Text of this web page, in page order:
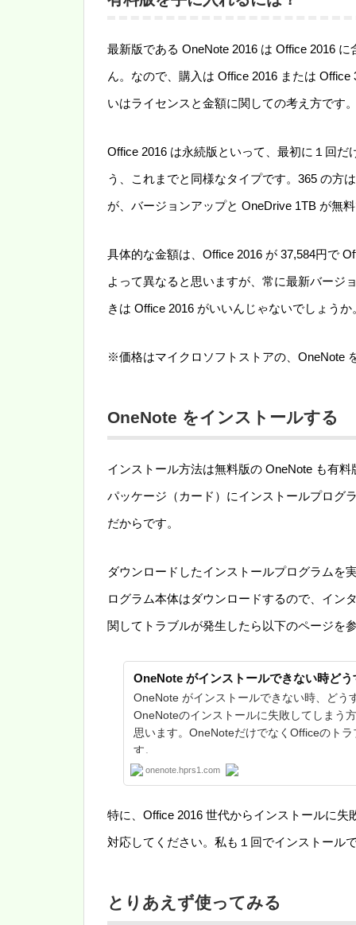
最新版である OneNote 2016 は Office 2016
ん。なので、購入は Office 2016 または
いはライセンスと金額に関しての考え方です
Office 2016 は永続版といって、最初に１回
う、これまでと同様なタイプです。365 の方
が、バージョンアップと OneDrive 1TB が無
具体的な金額は、Office 2016 が 37,584円で
よって異なると思いますが、常に最新バージ
きは Office 2016 がいいんじゃないでしょうか
※価格はマイクロソフトストアの、OneNote
OneNote をインストールする
インストール方法は無料版の OneNote も有
パッケージ（カード）にインストールプログ
だからです。
ダウンロードしたインストールプログラムを
ログラム本体はダウンロードするので、イン
関してトラブルが発生したら以下のページを
OneNote がインストールできない時どう
OneNote がインストールできない時、どう
OneNoteのインストールに失敗してしまう
思います。OneNoteだけでなくOfficeのト
す。
onenote.hprs1.com
特に、Office 2016 世代からインストールに
対応してください。私も１回でインストール
とりあえず使ってみる